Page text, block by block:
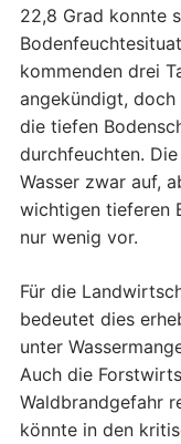
22,8 Grad konnte
kommenden drei
angekündigt, doch
die tiefen
durchfeuchten.
Wasser zwar auf,
wichtigen tieferen
nur wenig vor.
Für die
bedeutet dies
unter
Auch die
Waldbrandgefahr
könnte in den